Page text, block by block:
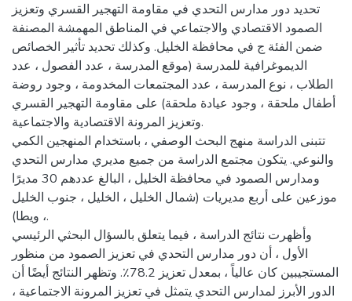
تحديد دور مدارس التحدي في مقاومة التهجير القسري وتعزيز
الصمود الاقتصادي والاجتماعي في المناطق المهمشة المصنفة
ضمن الفئة ج في محافظة الخليل. وكذلك تحديد تأثير الخصائص
الديموغرافية للمدرسة (موقع المدرسة ، عدد الفصول ، عدد
الطلاب ، نوع المدرسة ، عدد المجتمعات المخدومة ، وجود روضة
أطفال ملحقة ، وجود عيادة ملحقة) على مقاومة التهجير القسري
وتعزيز المرونة الاقتصادية والاجتماعية.
تتبنى الدراسة منهج البحث الوصفي ، باستخدام المنهجين الكمي
والنوعي. يتكون مجتمع الدراسة من جميع مديري مدارس التحدي
ومدارس الصمود في محافظة الخليل ، البالغ عددهم 30 مديرًا
موزعين على أربع مديريات (شمال الخليل ، الخليل ، جنوب الخليل
، ويطا).
وأظهرت نتائج الدراسة ، فيما يتعلق بالسؤال البحثي الرئيسي
الأول ، أن دور مدارس التحدي في تعزيز الصمود من منظور
المستجيبين كان عالياً ، بمعدل تعزيز 78.2٪. وتظهر النتائج أيضًا أن
الدور الأبرز لمدارس التحدي يتمثل في تعزيز المرونة الاجتماعية ،